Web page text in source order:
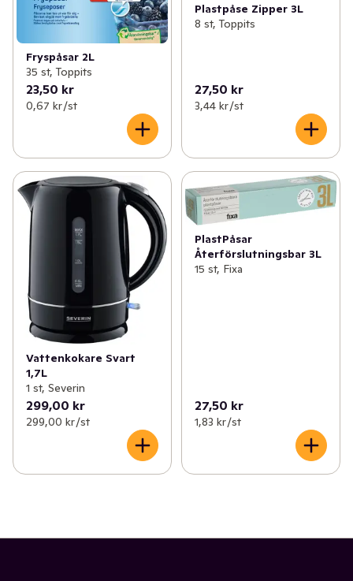
Fryspåsar 2L
35 st, Toppits
23,50 kr
0,67 kr /st
Plastpåse Zipper 3L
8 st, Toppits
27,50 kr
3,44 kr /st
Vattenkokare Svart
1,7L
1 st, Severin
299,00 kr
299,00 kr /st
PlastPåsar
Återförslutningsbar 3L
15 st, Fixa
27,50 kr
1,83 kr /st